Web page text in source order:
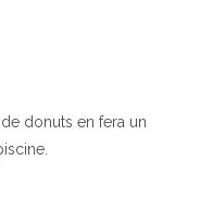
donuts en fera un